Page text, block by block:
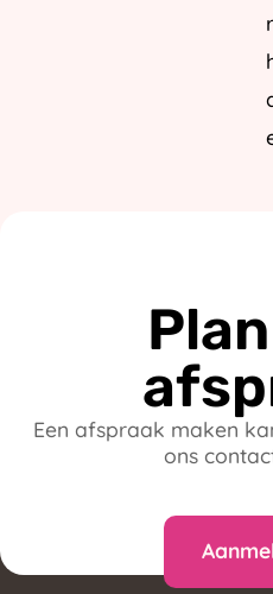
Een afspraak maken
ons